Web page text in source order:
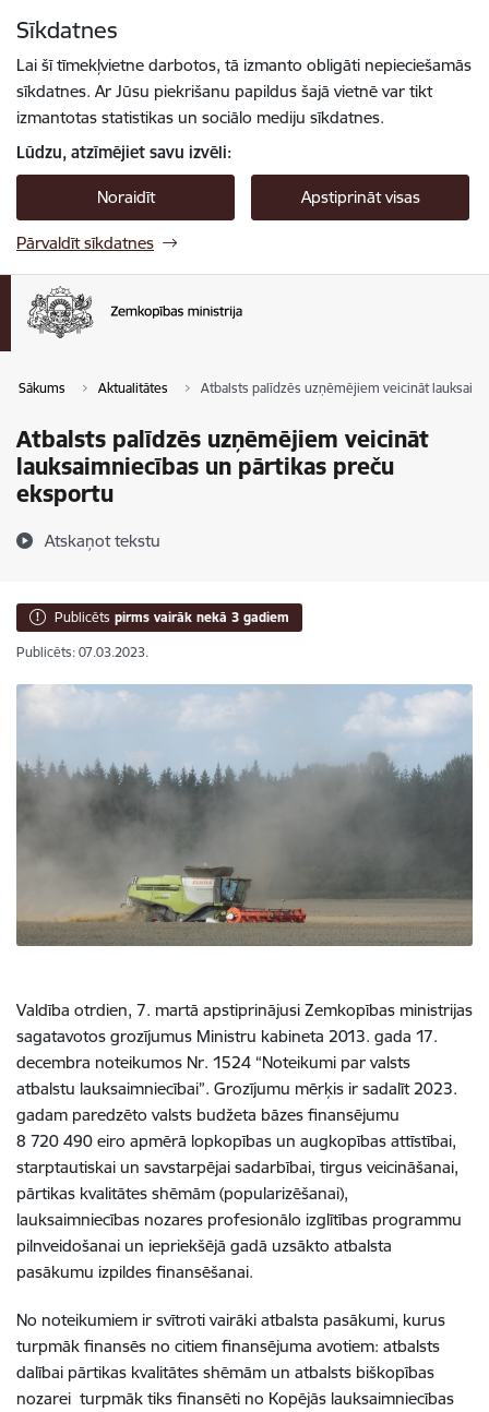
Sīkdatnes
Lai šī tīmekļvietne darbotos, tā izmanto obligāti nepieciešamās
sīkdatnes. Ar Jūsu piekrišanu papildus šajā vietnē var tikt
izmantotas statistikas un sociālo mediju sīkdatnes.
Lūdzu, atzīmējiet savu izvēli:
Noraidīt Apstiprināt visas
Pārvaldīt sīkdatnes
Sākums Aktualitātes Atbalsts palīdzēs uzņēmējiem veicināt
Atbalsts palīdzēs uzņēmējiem veicināt
lauksaimniecības un pārtikas preču
eksportu
Atskaņot tekstu
Publicēts pirms vairāk nekā 3 gadiem
Publicēts: 07.03.2023.
Valdība otrdien, 7. martā apstiprinājusi Zemkopības ministrijas
sagatavotos grozījumus Ministru kabineta 2013. gada 17.
decembra noteikumos Nr. 1524 “Noteikumi par valsts
atbalstu lauksaimniecībai”. Grozījumu mērķis ir sadalīt 2023.
gadam paredzēto valsts budžeta bāzes finansējumu
8 720 490 eiro apmērā lopkopības un augkopības attīstībai,
starptautiskai un savstarpējai sadarbībai, tirgus veicināšanai,
pārtikas kvalitātes shēmām (popularizēšanai),
lauksaimniecības nozares profesionālo izglītības programmu
pilnveidošanai un iepriekšējā gadā uzsākto atbalsta
pasākumu izpildes finansēšanai.
No noteikumiem ir svītroti vairāki atbalsta pasākumi, kurus
turpmāk finansēs no citiem finansējuma avotiem: atbalsts
dalībai pārtikas kvalitātes shēmām un atbalsts biškopības
nozarei turpmāk tiks finansēti no Kopējās lauksaimniecības